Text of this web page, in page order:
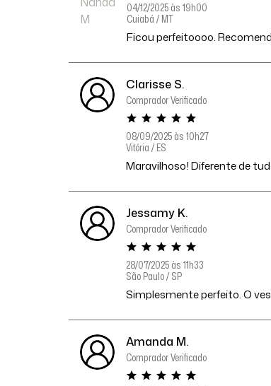
04/12/2025 às 19h00
Cuiabá / MT
Ficou perfeitoooo.
Clarisse S.
Comprador Verificado
08/09/2025 às 10h27
Vitória / ES
Maravilhoso! Diferente de
Jessamy K.
Comprador Verificado
28/07/2025 às 11h33
São Paulo / SP
Simplesmente perfeito. O
Amanda M.
Comprador Verificado